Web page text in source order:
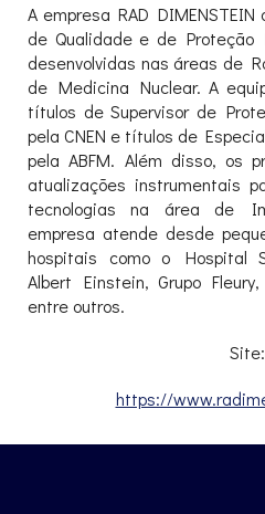
A empresa RAD
de Qualidade e de Proteção
desenvolvidas nas áreas de
de Medicina Nuclear. A
títulos de Supervisor de
pela CNEN e títulos de
pela ABFM. Além disso, os
atualizações instrumentais
tecnologias na área de
empresa atende desde
hospitais como o Hospital
Albert Einstein, Grupo
entre outros.
Site:
https://